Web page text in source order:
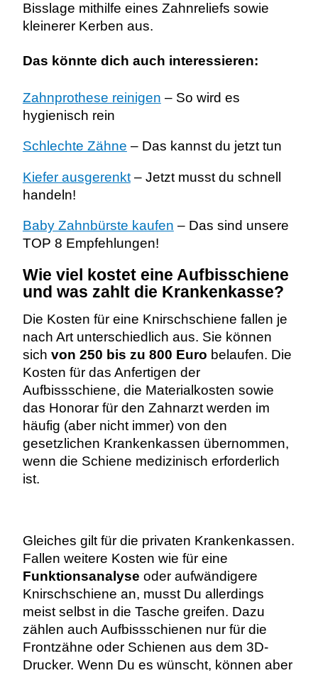
Bisslage mithilfe eines Zahnreliefs sowie
kleinerer Kerben aus.
Das könnte dich auch interessieren:
Zahnprothese reinigen – So wird es
hygienisch rein
Schlechte Zähne – Das kannst du jetzt tun
Kiefer ausgerenkt– Jetzt musst du schnell
handeln!
Baby Zahnbürste kaufen – Das sind unsere
TOP 8 Empfehlungen!
Wie viel kostet eine Aufbisschiene
und was zahlt die Krankenkasse?
Die Kosten für eine Knirschschiene fallen je
nach Art unterschiedlich aus. Sie können
sich von 250 bis zu 800 Euro belaufen. Die
Kosten für das Anfertigen der
Aufbissschiene, die Materialkosten sowie
das Honorar für den Zahnarzt werden im
häufig (aber nicht immer) von den
gesetzlichen Krankenkassen übernommen,
wenn die Schiene medizinisch erforderlich
ist.
Gleiches gilt für die privaten Krankenkassen.
Fallen weitere Kosten wie für eine
Funktionsanalyse oder aufwändigere
Knirschschiene an, musst Du allerdings
meist selbst in die Tasche greifen. Dazu
zählen auch Aufbissschienen nur für die
Frontzähne oder Schienen aus dem 3D-
Drucker. Wenn Du es wünscht, können aber